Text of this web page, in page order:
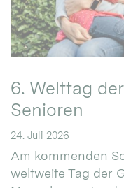
6. Welttag
Senioren
24. Juli 2026
Am kommenden
weltweite Tag der